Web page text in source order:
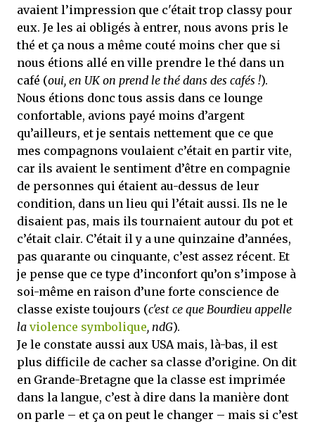
avaient l’impression que c'était trop classy pour
eux. Je les ai obligés à entrer, nous avons pris le
thé et ça nous a même couté moins cher que si
nous étions allé en ville prendre le thé dans un
café (oui, en UK on prend le thé dans des cafés !).
Nous étions donc tous assis dans ce lounge
confortable, avions payé moins d’argent
qu’ailleurs, et je sentais nettement que ce que
mes compagnons voulaient c’était en partir vite,
car ils avaient le sentiment d’être en compagnie
de personnes qui étaient au-dessus de leur
condition, dans un lieu qui l’était aussi. Ils ne le
disaient pas, mais ils tournaient autour du pot et
c’était clair. C’était il y a une quinzaine d’années,
pas quarante ou cinquante, c’est assez récent. Et
je pense que ce type d’inconfort qu’on s’impose à
soi-même en raison d’une forte conscience de
classe existe toujours (c'est ce que Bourdieu appelle
la violence symbolique, ndG).
Je le constate aussi aux USA mais, là-bas, il est
plus difficile de cacher sa classe d’origine. On dit
en Grande-Bretagne que la classe est imprimée
dans la langue, c’est à dire dans la manière dont
on parle – et ça on peut le changer – mais si c’est